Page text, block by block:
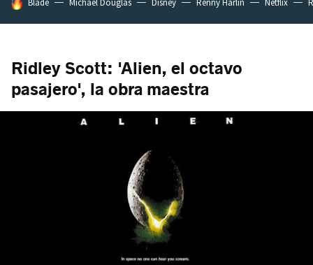
HOY SE HABLA DE
Blade Michael Douglas Disney Renny Harlin Netflix
Ridley Scott: 'Alien, el octavo
pasajero', la obra maestra